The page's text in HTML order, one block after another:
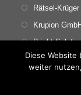
Rätsel-
Krupion
Bright
Diese Website
weiter